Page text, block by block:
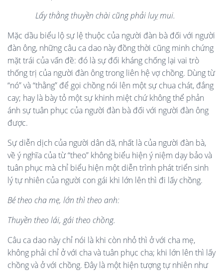
Lấy thằng thuyền chài cũng phải luỵ mui.
Mặc dầu biểu lộ sự lệ thuộc của người đàn bà đối với người
đàn ông, những câu ca dao này đồng thời cũng minh chứng
mặt trái của vấn đề: đó là sự đối kháng chống lại vai trò
thống trị của người đàn ông trong liên hệ vợ chồng. Dùng từ
“nó” và “thằng” để gọi chồng nói lên một sự chua chát, đắng
cay; hay là bày tỏ một sự khinh miệt chứ không thể phản
ánh sự tuân phục của người đàn bà đối với người đàn ông
được.
Sự diễn dịch của người dân dã, nhất là của người đàn bà,
về ý nghĩa của từ “theo” không biểu hiện ý niệm dạy bảo và
tuân phục mà chỉ biểu hiện một diễn trình phát triển sinh
lý tự nhiên của người con gái khi lớn lên thì đi lấy chồng.
Bé theo cha mẹ, lớn thì theo anh:
Thuyền theo lái, gái theo chồng.
Câu ca dao này chỉ nói là khi còn nhỏ thì ở với cha mẹ,
không phải chỉ ở với cha và tuân phục cha; khi lớn lên thì lấy
chồng và ở với chồng. Đây là một hiện tượng tự nhiên như